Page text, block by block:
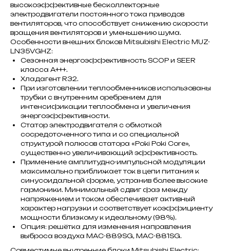
высокоэффективные бесколлекторные
электродвигатели постоянного тока приводов
вентиляторов, что способствует снижению скорости
вращения вентиляторов и уменьшению шума.
Особенности внешних блоков Mitsubishi Electric MUZ-
LN35VGHZ:
Сезонная энергоэффективность SCOP и SEER
класса А+++.
Хладагент R32.
При изготовлении теплообменников использованы
трубки с внутренним оребрением для
интенсификации теплообмена и увеличения
энергоэффективности.
Статор электродвигателя с обмоткой
сосредоточенного типа и со специальной
структурой полюсов статора «Poki Poki Core»,
существенно увеличивающий эффективность.
Применение амплитудно-импульсной модуляции
максимально приближает ток в цепи питания к
синусоидальной форме, устранив более высокие
гармоники. Минимальный сдвиг фаз между
напряжением и током обеспечивает активный
характер нагрузки и соответствует коэффициенту
мощности близкому к идеальному (98%).
Опция: решётка для изменения направления
выброса воздуха MAC-889SG, MAC-881SG.